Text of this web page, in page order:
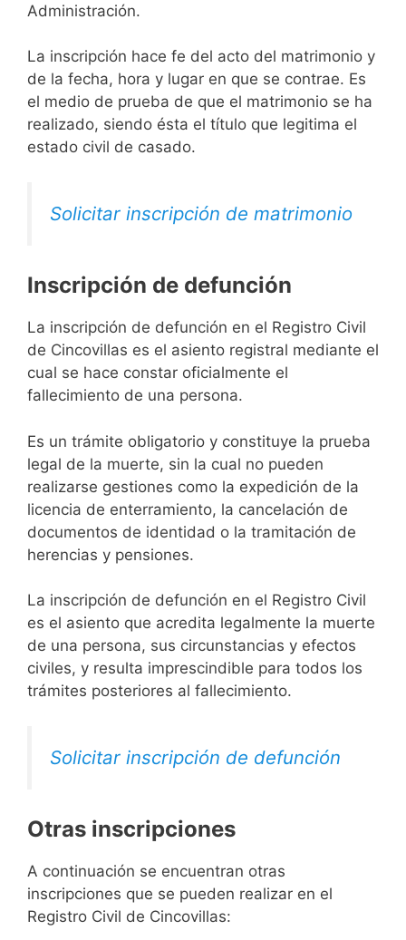
Administración.
La inscripción hace fe del acto del matrimonio y
de la fecha, hora y lugar en que se contrae. Es
el medio de prueba de que el matrimonio se ha
realizado, siendo ésta el título que legitima el
estado civil de casado.
Solicitar inscripción de matrimonio
Inscripción de defunción
La inscripción de defunción en el Registro Civil
de Cincovillas es el asiento registral mediante el
cual se hace constar oficialmente el
fallecimiento de una persona.
Es un trámite obligatorio y constituye la prueba
legal de la muerte, sin la cual no pueden
realizarse gestiones como la expedición de la
licencia de enterramiento, la cancelación de
documentos de identidad o la tramitación de
herencias y pensiones.
La inscripción de defunción en el Registro Civil
es el asiento que acredita legalmente la muerte
de una persona, sus circunstancias y efectos
civiles, y resulta imprescindible para todos los
trámites posteriores al fallecimiento.
Solicitar inscripción de defunción
Otras inscripciones
A continuación se encuentran otras
inscripciones que se pueden realizar en el
Registro Civil de Cincovillas: